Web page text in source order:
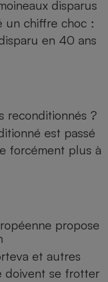
disparus
un chiffre choc :
en 40 ans
reconditionnés ?
est passé
forcément plus à
propose
et autres
doivent se frotter